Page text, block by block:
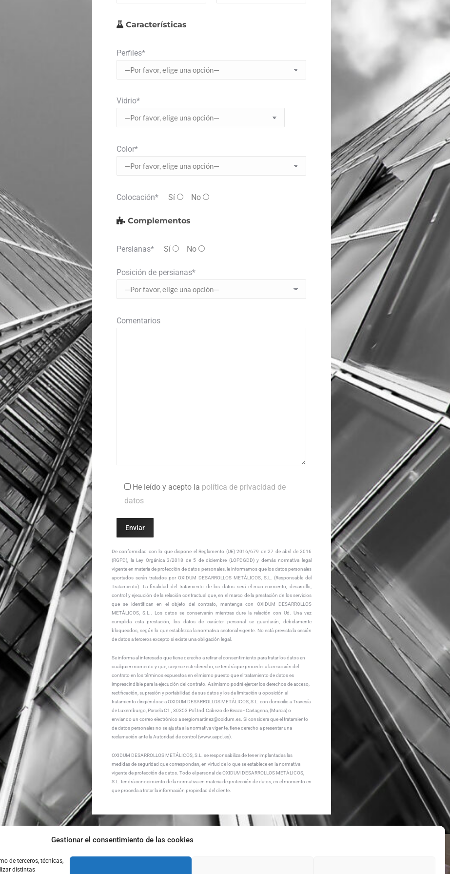
Gestionar el consentimiento de las cookies
de terceros, técnicas,
distintas
Características
Perfiles*
Vidrio*
Color*
Colocación* Sí No
Complementos
Persianas* Sí No
Posición de persianas*
Comentarios
He leído y acepto la política de privacidad de
datos
De conformidad con lo que dispone el Reglamento (UE) 2016/679 de 27 de abril de 2016
(RGPD), la Ley Orgánica 3/2018 de 5 de diciembre (LOPDGDD) y demás normativa legal
vigente en materia de protección de datos personales, le informamos que los datos personales
aportados serán tratados por OXIDUM DESARROLLOS METÁLICOS, S.L. (Responsable del
Tratamiento). La finalidad del tratamiento de los datos será el mantenimiento, desarrollo,
control y ejecución de la relación contractual que, en el marco de la prestación de los servicios
que se identifican en el objeto del contrato, mantenga con OXIDUM DESARROLLOS
METÁLICOS, S.L.. Los datos se conservarán mientras dure la relación con Ud. Una vez
cumplida esta prestación, los datos de carácter personal se guardarán, debidamente
bloqueados, según lo que establezca la normativa sectorial vigente. No está prevista la cesión
de datos a terceros excepto si existe una obligación legal.
Se informa al interesado que tiene derecho a retirar el consentimiento para tratar los datos en
cualquier momento y que, si ejerce este derecho, se tendrá que proceder a la rescisión del
contrato en los términos expuestos en el mismo puesto que el tratamiento de datos es
imprescindible para la ejecución del contrato. Asimismo podrá ejercer los derechos de acceso,
rectificación, supresión y portabilidad de sus datos y los de limitación u oposición al
tratamiento dirigiéndose a OXIDUM DESARROLLOS METÁLICOS, S.L. con domicilio a Travesía
de Luxemburgo, Parcela C1 , 30353 Pol.Ind.Cabezo de Beaza - Cartagena, (Murcia) o
enviando un correo electrónico a sergiomartinez@oxidum.es. Si considera que el tratamiento
de datos personales no se ajusta a la normativa vigente, tiene derecho a presentar una
reclamación ante la Autoridad de control (www.aepd.es).
OXIDUM DESARROLLOS METÁLICOS, S.L. se responsabiliza de tener implantadas las
medidas de seguridad que correspondan, en virtud de lo que se establece en la normativa
vigente de protección de datos. Todo el personal de OXIDUM DESARROLLOS METÁLICOS,
S.L. tendrá conocimiento de la normativa en materia de protección de datos, en el momento en
que proceda a tratar la información propiedad del cliente.